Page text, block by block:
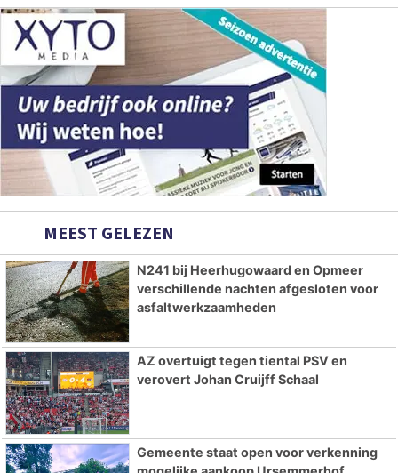
MEEST GELEZEN
N241 bij Heerhugowaard en Opmeer
verschillende nachten afgesloten voor
asfaltwerkzaamheden
AZ overtuigt tegen tiental PSV en
verovert Johan Cruijff Schaal
Gemeente staat open voor verkenning